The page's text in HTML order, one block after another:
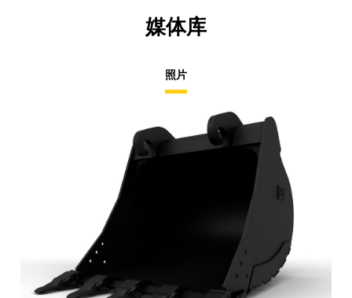
媒体库
照片